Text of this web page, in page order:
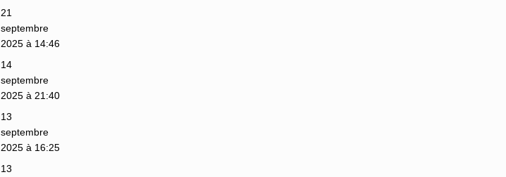
21
septembre
2025 à 14:46
14
septembre
2025 à 21:40
13
septembre
2025 à 16:25
13